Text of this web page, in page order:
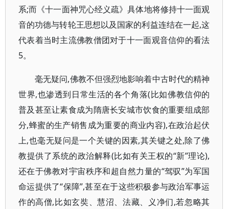
系;而《十一面神咒心经义疏》具体地将修持十一面观
音的功德与转轮王思想以及国家的利益连结在一起,这
代表着当时主流佛教僧团对于十一面观音信仰的看法
5。
毫无疑问,佛教不但强烈地影响着中古时代的精神
世界,也渗透到日常生活的各个角落(比如佛教信仰的
普及甚至让素食成为隋唐长安城市饮食的重要组成部
分,蜂蜜的生产销售成为重要的商业内容),在政治起伏
上,也毫无疑问是一个关键的因素,其关键之处,除了佛
教提供了系统的政治解释(比如有关王权的“新”理论),
还在于佛教对宇宙秩序和超自然力量的“驾驭”为军国
命运提供了“保障”,甚至在于这些积极参与政治军事运
作的高僧,比如玄奘、慧沼、法藏、义净们,若忽略其